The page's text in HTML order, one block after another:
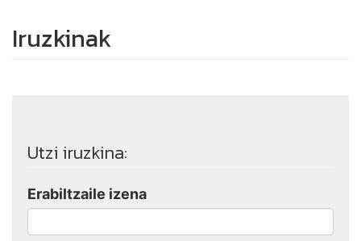
Iruzkinak
Utzi iruzkina:
Erabiltzaile izena